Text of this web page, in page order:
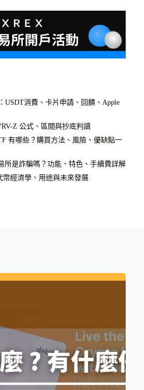
USDT消費、卡片申請、回饋、Apple
Z 公式、區間與抄底判讀
有哪些？購買方法、風險、優缺點一
所是詐騙嗎？功能、特色、手續費詳解
經濟學、用途與未來發展